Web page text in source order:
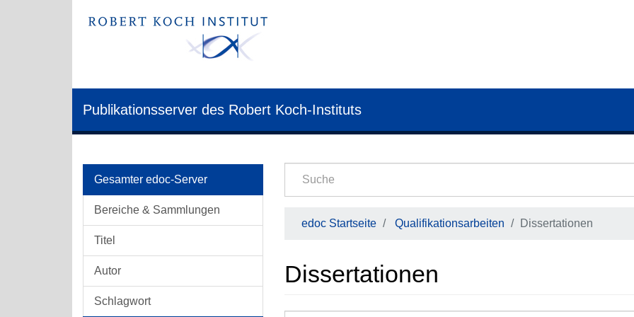
Publikationsserver des Robert Koch-Instituts
Gesamter edoc-Server
Bereiche & Sammlungen
Titel
Autor
Schlagwort
edoc Startseite Qualifikationsarbeiten Dissertationen
Dissertationen